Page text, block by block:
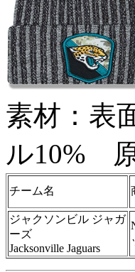
素材：表
ル10%
チーム名
ジャクソンビル ジャガ
ーズ
Jacksonville Jaguars